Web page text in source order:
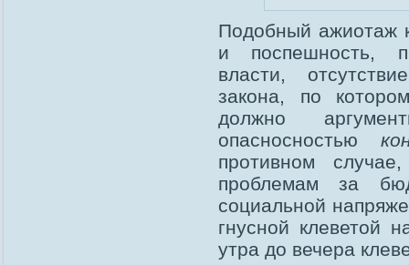
Подобный ажиотаж
и поспешность,
власти,
закона, по
должно
опасносностью
противном
проблемам за
социальной
гнусной клеветой
утра до вечера